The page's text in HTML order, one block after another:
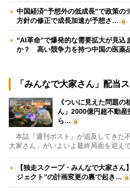
中国経済“予想外の低成長”で政策
方針の修正で成長加速が予想さ…
“AI革命”で爆発的な需要拡大が見込
か？ 高い競争力を持つ中国の医薬
「みんなで大家さん」配当
《ついに見えた問題の
ん」2000億円超不動産
ら…
本誌『週刊ポスト』が追及してきた
大家さん」がいよいよ最終局面を迎え
【独走スクープ・みんなで大家さん
ジェクト”の計画変更の裏で起き…